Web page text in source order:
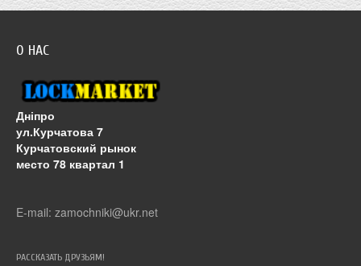
О НАС
Дніпро
ул.Курчатова 7
Курчатовский рынок
место 78 квартал 1
E-mail: zamochniki@ukr.net
РАССКАЗАТЬ ДРУЗЬЯМ!